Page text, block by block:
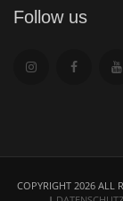
Follow us
COPYRIGHT 2026 ALL